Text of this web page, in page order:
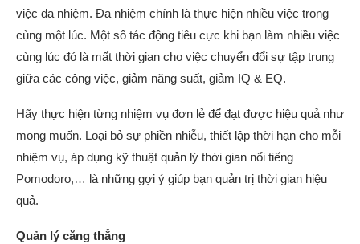
việc đa nhiệm. Đa nhiệm chính là thực hiện nhiều việc trong
cùng một lúc. Một số tác động tiêu cực khi bạn làm nhiều việc
cùng lúc đó là mất thời gian cho việc chuyển đổi sự tập trung
giữa các công việc, giảm năng suất, giảm IQ & EQ.
Hãy thực hiện từng nhiệm vụ đơn lẻ để đạt được hiệu quả như
mong muốn. Loại bỏ sự phiền nhiễu, thiết lập thời hạn cho mỗi
nhiệm vụ, áp dụng kỹ thuật quản lý thời gian nổi tiếng
Pomodoro,… là những gợi ý giúp bạn quản trị thời gian hiệu
quả.
Quản lý căng thẳng